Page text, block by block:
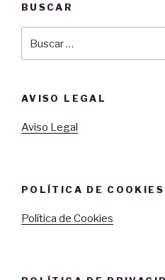
BUSCAR
AVISO LEGAL
Aviso Legal
POLÍTICA DE COOKIES
Política de Cookies